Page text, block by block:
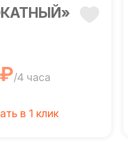
/4 часа
в 1 клик